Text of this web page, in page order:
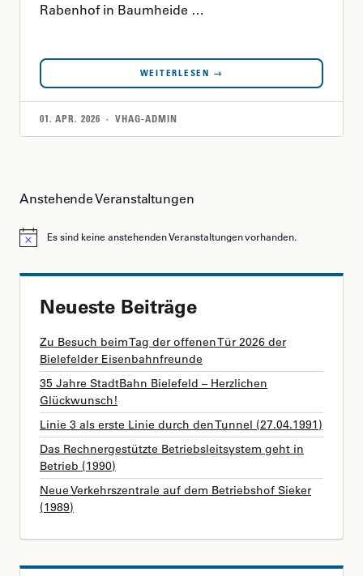
Rabenhof in Baumheide …
WEITERLESEN →
01. APR. 2026 · VHAG-ADMIN
Anstehende Veranstaltungen
HinweisEs sind keine anstehenden Veranstaltungen vorhanden.
Neueste Beiträge
Zu Besuch beim Tag der offenen Tür 2026 der
Bielefelder Eisenbahnfreunde
35 Jahre StadtBahn Bielefeld – Herzlichen
Glückwunsch!
Linie 3 als erste Linie durch den Tunnel (27.04.1991)
Das Rechnergestützte Betriebsleitsystem geht in
Betrieb (1990)
Neue Verkehrszentrale auf dem Betriebshof Sieker
(1989)